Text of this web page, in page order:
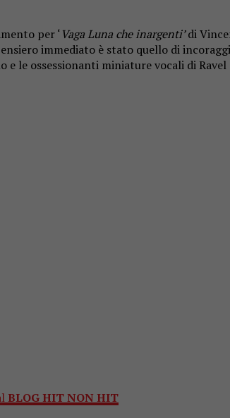
per ‘Vaga Luna che inargenti’di
immediato è stato quello di
le ossessionanti miniature vocali di
BLOG HIT NON HIT